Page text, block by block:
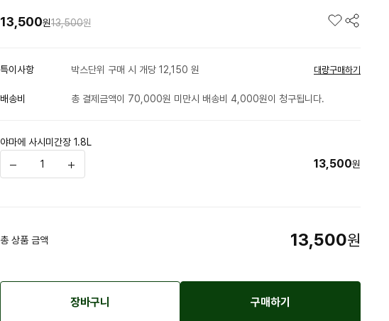
13,500원13,500원
특이사항 박스단위 구매 시 개당 12,150 원 대량구매하기
배송비 총 결제금액이 70,000원 미만시 배송비 4,000원이 청구됩니다.
야마에 사시미간장 1.8L
13,500원
총 상품 금액 13,500원
장바구니 구매하기